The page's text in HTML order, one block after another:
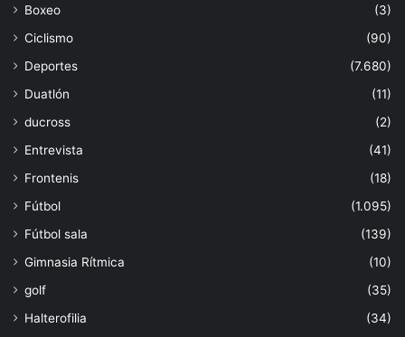
Boxeo
(3)
Ciclismo
(90)
Deportes
(7.680)
Duatlón
(11)
ducross
(2)
Entrevista
(41)
Frontenis
(18)
Fútbol
(1.095)
Fútbol sala
(139)
Gimnasia Rítmica
(10)
golf
(35)
Halterofilia
(34)